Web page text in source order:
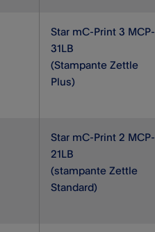
Star mC-Print 3 MCP-
31LB
(Stampante Zettle
Plus)
Star mC-Print 2 MCP-
21LB
(stampante Zettle
Standard)